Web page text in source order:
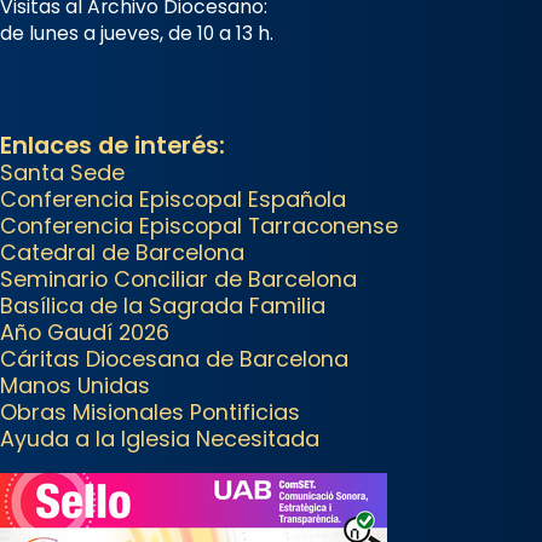
📸 Dr. G. Simón
2 weeks ago
Memòria de les santes Juliana i
Semproniana, verges i màrtirs.
Acompanyant la història de sant
Cugat, a partir de l’Edat Mitjana
sorgeix la tradició que les santes
Juliana (“relatiu a Júlia”) i
Semproniana (“relatiu a
Semprònia = eterna”) són
deixebles seves. I l’any 1667, el
Visitas al Archivo Diocesano:
de lunes a jueves, de 10 a 13 h.
Enlaces de interés:
Santa Sede
Conferencia Episcopal Española
Conferencia Episcopal Tarraconense
Catedral de Barcelona
Seminario Conciliar de Barcelona
Basílica de la Sagrada Familia
Año Gaudí 2026
Cáritas Diocesana de Barcelona
Manos Unidas
Obras Misionales Pontificias
Ayuda a la Iglesia Necesitada